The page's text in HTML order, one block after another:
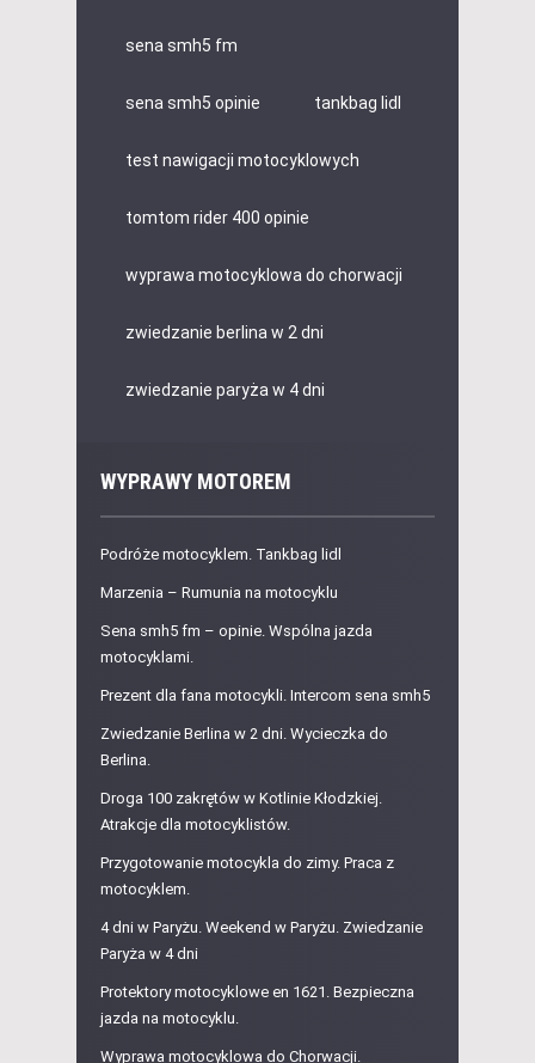
sena smh5 fm
sena smh5 opinie tankbag lidl
test nawigacji motocyklowych
tomtom rider 400 opinie
wyprawa motocyklowa do chorwacji
zwiedzanie berlina w 2 dni
zwiedzanie paryża w 4 dni
WYPRAWY MOTOREM
Podróże motocyklem. Tankbag lidl
Marzenia – Rumunia na motocyklu
Sena smh5 fm – opinie. Wspólna jazda
motocyklami.
Prezent dla fana motocykli. Intercom sena smh5
Zwiedzanie Berlina w 2 dni. Wycieczka do
Berlina.
Droga 100 zakrętów w Kotlinie Kłodzkiej.
Atrakcje dla motocyklistów.
Przygotowanie motocykla do zimy. Praca z
motocyklem.
4 dni w Paryżu. Weekend w Paryżu. Zwiedzanie
Paryża w 4 dni
Protektory motocyklowe en 1621. Bezpieczna
jazda na motocyklu.
Wyprawa motocyklowa do Chorwacji.